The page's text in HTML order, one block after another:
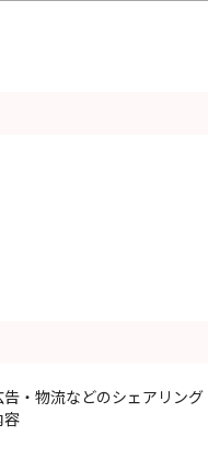
などのシェアリング